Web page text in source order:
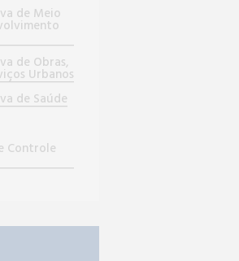
de Meio
de Obras,
Urbanos
de Saúde
Controle